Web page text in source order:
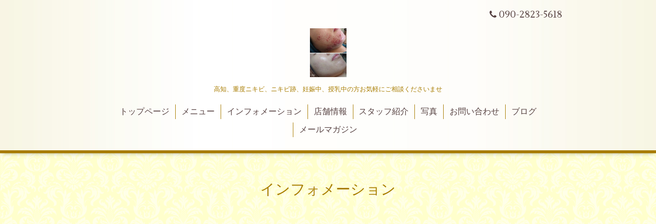
090-2823-5618
高知、重度ニキビ、ニキビ跡、妊娠中、授乳中の方お気軽にご相談くださいませ
トップページ メニュー インフォメーション 店舗情報 スタッフ紹介 写真 お問い合わせ
ブログ
メールマガジン
インフォメーション